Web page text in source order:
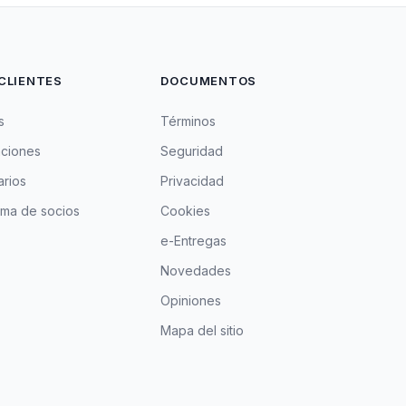
de socios
DOCUMENTOS
Términos
Seguridad
Privacidad
Cookies
e-Entregas
Novedades
Opiniones
Mapa del sitio